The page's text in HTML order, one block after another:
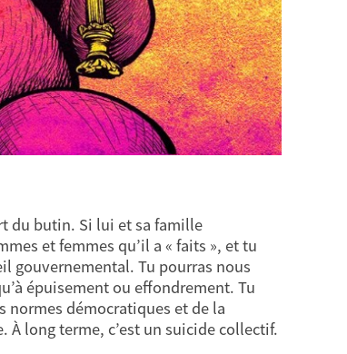
du butin. Si lui et sa famille
et femmes qu’il a « faits », et tu
gouvernemental. Tu pourras nous
épuisement ou effondrement. Tu
normes démocratiques et de la
long terme, c’est un suicide collectif.